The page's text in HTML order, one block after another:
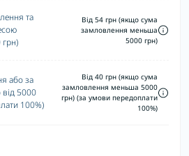
та
Від 54 грн (якщо сума
замловлення меньша
5000 грн)
або за
5000
100%)
Від 40 грн (якщо сума
замловлення меньша 5000
грн) (за умови передоплати
100%)